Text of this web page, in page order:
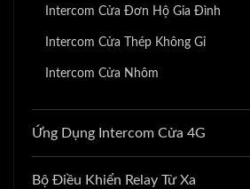
Intercom Cửa Đơn Hộ Gia Đình
Intercom Cửa Thép Không Gỉ
Intercom Cửa Nhôm
Ứng Dụng Intercom Cửa 4G
Bộ Điều Khiển Relay Từ Xa